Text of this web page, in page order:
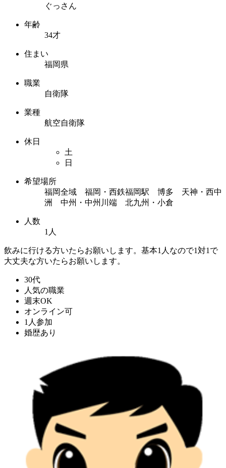
ぐっさん
年齢
34才
住まい
福岡県
職業
自衛隊
業種
航空自衛隊
休日
土
日
希望場所
福岡全域 福岡・西鉄福岡駅 博多 天神・西中
洲 中州・中州川端 北九州・小倉
人数
1人
飲みに行ける方いたらお願いします。基本1人なので1対1で
大丈夫な方いたらお願いします。
30代
人気の職業
週末OK
オンライン可
1人参加
婚歴あり